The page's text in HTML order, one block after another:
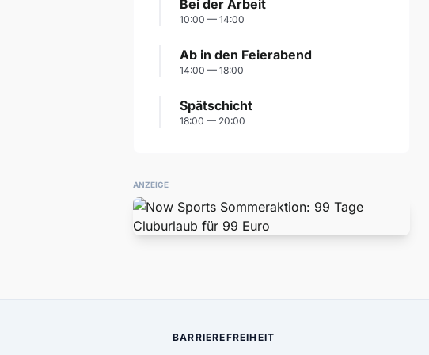
Bei der Arbeit
10:00 — 14:00
Ab in den Feierabend
14:00 — 18:00
Spätschicht
18:00 — 20:00
ANZEIGE
BARRIEREFREIHEIT